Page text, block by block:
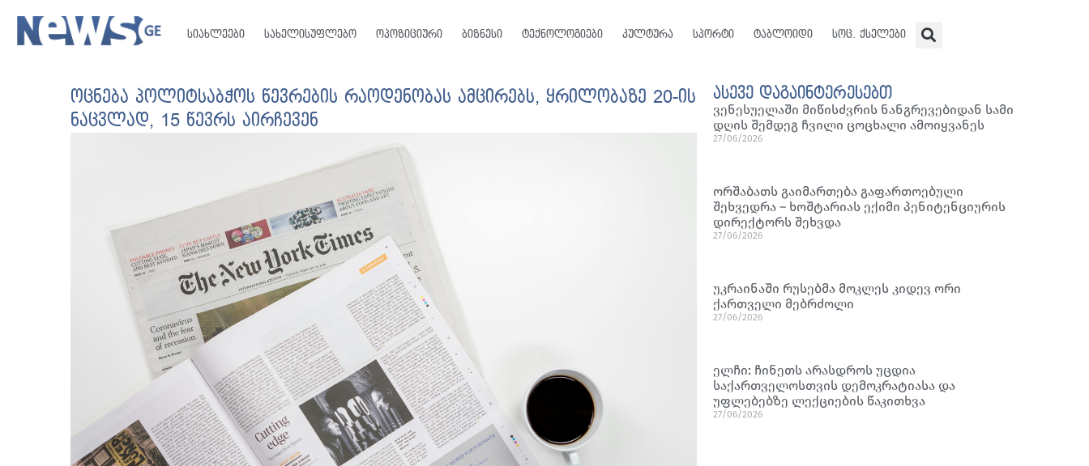
სიახლეები სახელისუფლებო ოპოზიციური ბიზნესი ტექნოლოგიები კულტურა სპორტი ტაბლოიდი სოც. ქსელები
ოცნება პოლიტსაბჭოს წევრების რაოდენობას ამცირებს, ყრილობაზე 20-ის
ნაცვლად, 15 წევრს აირჩევენ
ასევე დაგაინტერესებთ
ვენესუელაში მიწისძვრის ნანგრევებიდან სამი
დღის შემდეგ ჩვილი ცოცხალი ამოიყვანეს
27/06/2026
ორშაბათს გაიმართება გაფართოებული
შეხვედრა – ხოშტარიას ექიმი პენიტენციურის
დირექტორს შეხვდა
27/06/2026
უკრაინაში რუსებმა მოკლეს კიდევ ორი
ქართველი მებრძოლი
27/06/2026
ელჩი: ჩინეთს არასდროს უცდია
საქართველოსთვის დემოკრატიასა და
უფლებებზე ლექციების წაკითხვა
27/06/2026